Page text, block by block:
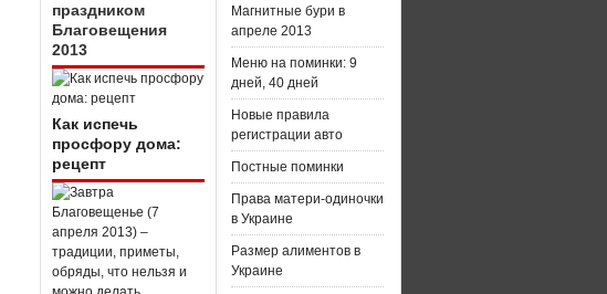
праздником
Благовещения
2013
Как испечь
просфору дома:
рецепт
Магнитные бури в
апреле 2013
Меню на поминки: 9
дней, 40 дней
Новые правила
регистрации авто
Постные поминки
Права матери-одиночки
в Украине
Размер алиментов в
Украине